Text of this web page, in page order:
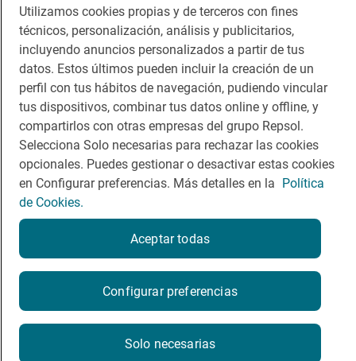
Descárgate la App
App Store Google Play
Guía Repsol
Comer
Viajar
Dormir
Enlaces
Contacto
Sala de prensa
Política de privacidad
Condiciones del servicio
Utilizamos cookies propias y de terceros con fines
técnicos, personalización, análisis y publicitarios,
incluyendo anuncios personalizados a partir de tus
datos. Estos últimos pueden incluir la creación de un
perfil con tus hábitos de navegación, pudiendo vincular
tus dispositivos, combinar tus datos online y offline, y
compartirlos con otras empresas del grupo Repsol.
Selecciona Solo necesarias para rechazar las cookies
opcionales. Puedes gestionar o desactivar estas cookies
en Configurar preferencias. Más detalles en la Política
de Cookies.
Configurar preferencias
Solo necesarias
Aceptar todas